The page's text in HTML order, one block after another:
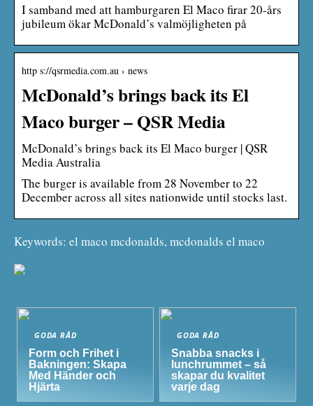
I samband med att hamburgaren El Maco firar 20-års
jubileum ökar McDonald’s valmöjligheten på
http s://qsrmedia.com.au › news
McDonald’s brings back its El
Maco burger – QSR Media
McDonald’s brings back its El Maco burger | QSR
Media Australia
The burger is available from 28 November to 22
December across all sites nationwide until stocks last.
Keywords: el maco mcdonalds, mcdonalds el maco
GODA RÅD
Form och Frihet i
Bakningen: Skapa
Med Händer och
Hjärta
GODA RÅD
Snabba snacks i
lunchrummet – så
skapar du kvalitet
varje dag